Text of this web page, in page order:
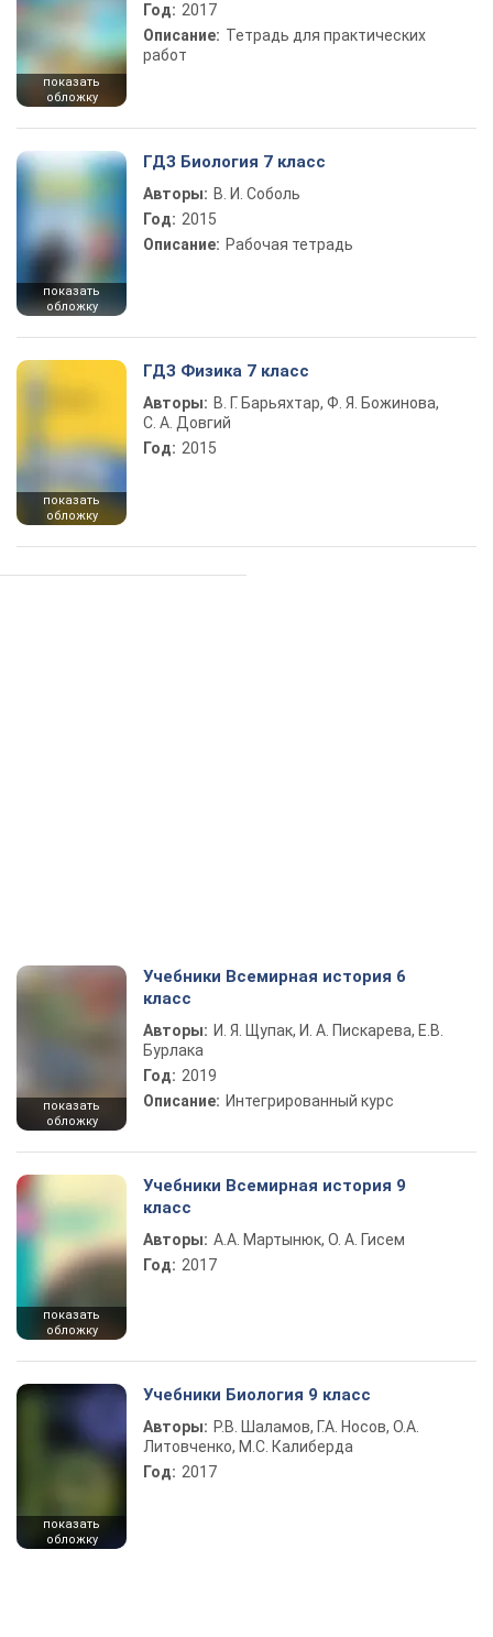
показать
обложку
Год: 2017
Описание: Тетрадь для практических
работ
показать
обложку
ГДЗ Биология 7 класс
Авторы: В. И. Соболь
Год: 2015
Описание: Рабочая тетрадь
показать
обложку
ГДЗ Физика 7 класс
Авторы: В. Г. Барьяхтар, Ф. Я. Божинова,
С. А. Довгий
Год: 2015
показать
обложку
Учебники Всемирная история 6
класс
Авторы: И. Я. Щупак, И. А. Пискарева, Е.В.
Бурлака
Год: 2019
Описание: Интегрированный курс
показать
обложку
Учебники Всемирная история 9
класс
Авторы: А.А. Мартынюк, О. А. Гисем
Год: 2017
показать
обложку
Учебники Биология 9 класс
Авторы: Р.В. Шаламов, Г.А. Носов, О.А.
Литовченко, М.С. Калиберда
Год: 2017